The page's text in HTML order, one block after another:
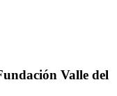
Valle del